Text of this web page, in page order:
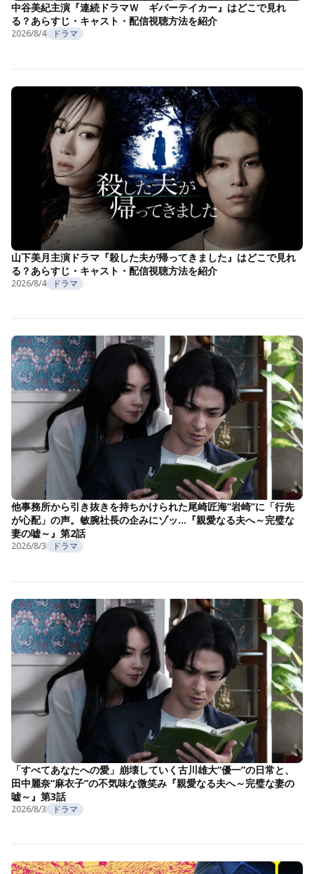
中谷美紀主演『連続ドラマＷ ギバーテイカー』はどこで見れ
る？あらすじ・キャスト・配信視聴方法を紹介
2026/8/4 ドラマ
山下美月主演ドラマ『殺した夫が帰ってきました』はどこで見れ
る？あらすじ・キャスト・配信視聴方法を紹介
2026/8/4 ドラマ
他事務所から引き抜きを持ちかけられた尾崎匠海“岩崎”に「行先
が心配」の声。敏腕社長の企みにゾッ…『親愛なる夫へ～完璧な
妻の嘘～』第2話
2026/8/3 ドラマ
「すべてあなたへの愛」崩壊していく古川雄大“優一”の日常と、
田中麗奈“麻衣子”の不気味な微笑み『親愛なる夫へ～完璧な妻の
嘘～』第3話
2026/8/3 ドラマ